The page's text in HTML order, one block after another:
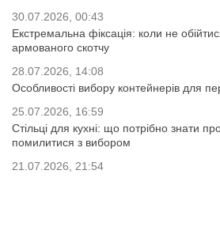
30.07.2026, 00:43
Екстремальна фіксація: коли не
армованого скотчу
28.07.2026, 14:08
Особливості вибору контейнерів для
25.07.2026, 16:59
Стільці для кухні: що потрібно знати
помилитися з вибором
21.07.2026, 21:54